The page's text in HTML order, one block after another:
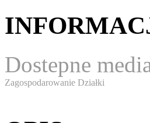
Dostepne
Zagospodarowanie Działki